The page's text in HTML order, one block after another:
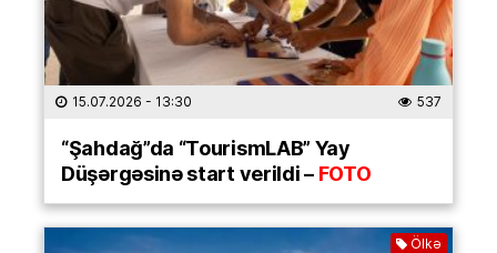
15.07.2026 - 13:30 537
“Şahdağ”da “TourismLAB” Yay
Düşərgəsinə start verildi –FOTO
Ölkə